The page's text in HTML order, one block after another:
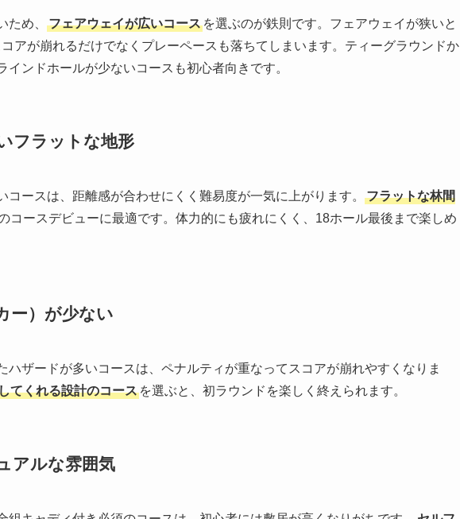
ため、 フェアウェイが広いコース を選ぶのが鉄則です。フェアウェイが狭いと
アが崩れるだけでなくプレーペースも落ちてしまいます。ティーグラウンドか
インドホールが少ないコースも初心者向きです。
フラットな地形
コースは、距離感が合わせにくく難易度が一気に上がります。
フラットな林間
コースデビューに最適です。体力的にも疲れにくく、18ホール最後まで楽しめ
ー）が少ない
ハザードが多いコースは、ペナルティが重なってスコアが崩れやすくなりま
てくれる設計のコース を選ぶと、初ラウンドを楽しく終えられます。
アルな雰囲気